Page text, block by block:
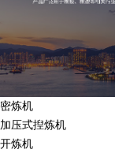
密炼机
加压式揑炼机
开炼机